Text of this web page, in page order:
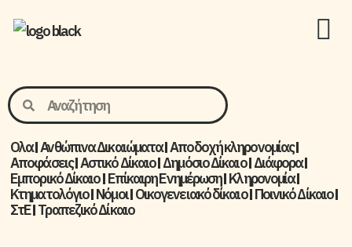
Ολα Ανθώπινα Δικαιώματα Aποδοχή κληρονομίας
Αποφάσεις Αστικό Δίκαιο Δημόσιο Δίκαιο Διάφορα
Εμπορικό Δίκαιο Επίκαιρη Ενημέρωση Kληρονομία
Κτηματολόγιο Νόμοι Οικογενειακό δίκαιο Ποινικό Δίκαιο
ΣτΕ Τραπεζικό Δίκαιο